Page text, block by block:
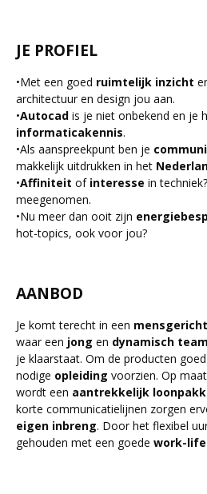
JE PROFIEL
•Met een goed ruimtelijk inzicht
architectuur en design jou aan.
•Autocad is je niet onbekend en je
informaticakennis.
•Als aanspreekpunt ben je
makkelijk uitdrukken in het
•Affiniteit of interesse in
meegenomen.
•Nu meer dan ooit zijn
hot-topics, ook voor jou?
AANBOD
Je komt terecht in een
waar een jong en dynamisch team
je klaarstaat. Om de producten
nodige opleiding voorzien. Op
wordt een aantrekkelijk
korte communicatielijnen zorgen
eigen inbreng. Door het flexibel
gehouden met een goede work-life